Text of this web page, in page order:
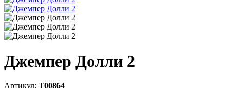
Джемпер Долли 2
Артикул: Т00864